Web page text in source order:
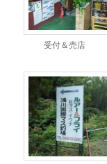
受付＆売店